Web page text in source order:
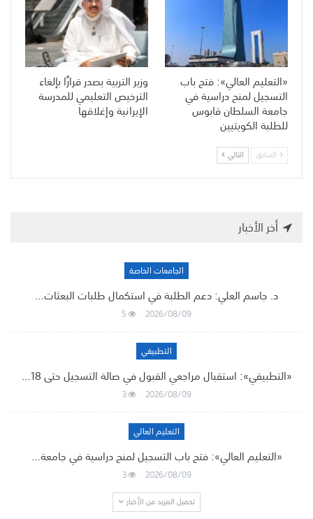
«التعليم العالي»: فتح باب
التسجيل لمنح دراسية في
جامعة السلطان قابوس
للطلبة الكويتيين
وزير التربية يصدر قرارًا بإلغاء
الترخيص التعليمي للمدرسة
الإيرانية وإغلاقها
السابق التالي
أخر الأخبار
الجامعات الخاصة
د. جاسم العلي: دعم الطلبة في استكمال طلبات البعثات…
2026/08/09
5
التطبيقي
«التطبيقي»: استقبال مراجعي القبول في صالة التسجيل حتى 18…
2026/08/09
3
التعليم العالي
«التعليم العالي»: فتح باب التسجيل لمنح دراسية في جامعة…
2026/08/09
3
تحميل المزيد من الأخبار